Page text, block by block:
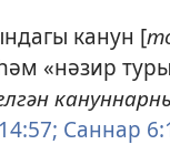
канун [
«нәзир
14:57; Саннар